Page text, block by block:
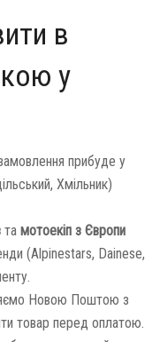
в
у
прибуде у
Хмільник)
та мотоекіп з Європи
(Alpinestars, Dainese,
Новою Поштою з
товар перед оплатою.